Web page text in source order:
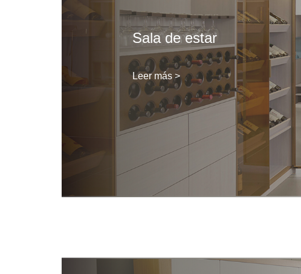
Sala de estar
Leer más >